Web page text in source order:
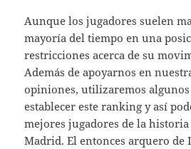
Aunque los jugadores suelen
mayoría del tiempo en una
restricciones acerca de su
Además de apoyarnos en
opiniones, utilizaremos algunos
establecer este ranking y así
mejores jugadores de la
Madrid. El entonces arquero de